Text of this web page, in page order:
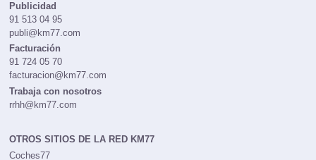
Publicidad
91 513 04 95
publi@km77.com
Facturación
91 724 05 70
facturacion@km77.com
Trabaja con nosotros
rrhh@km77.com
OTROS SITIOS DE LA RED KM77
Coches77